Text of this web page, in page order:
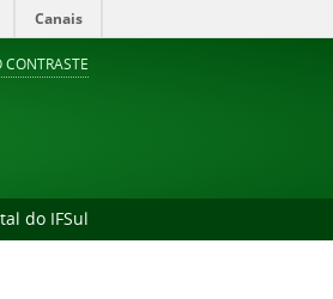
Canais
CONTRASTE
do IFSul